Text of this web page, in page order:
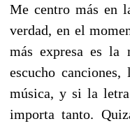
Me centro más en
verdad, en el
más expresa es la
escucho
música, y si la
importa tanto.